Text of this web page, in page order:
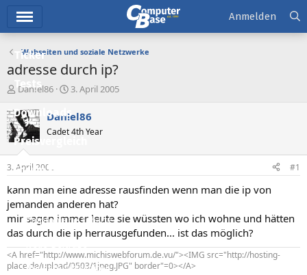
Ticker
Tests
Downloads
Preisvergleich
Forum
Aktuelles
Empfohlene Inhalte
Neue Beiträge
Neueste Aktivitäten
Anmelden
Webseiten und soziale Netzwerke
adresse durch ip?
E
s
t
e
l
e
r
Dan!el86
E
s
e
t
a
m
3. April 2005
Dan!el86
Cadet 4th Year
3. April 2005 #1
kann man eine adresse rausfinden wenn man die ip von
jemanden anderen hat?
mir sagen immer leute sie wüssten wo ich wohne und hätten
das durch die ip herrausgefunden... ist das möglich?
<A href="http://www.michiswebforum.de.vu/"><IMG src="http://hosting-
place.de/upload/0503/1jpeg.JPG" border"=0></A>